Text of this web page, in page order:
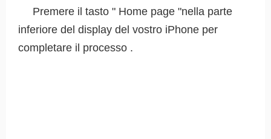
Premere il tasto " Home page "nella parte
inferiore del display del vostro iPhone per
completare il processo .